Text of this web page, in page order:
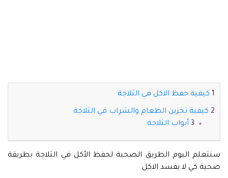
كيفية حفظ الاكل في الثلاجة
كيفية تخزين الطعام والشراب في الثلاجة
أبواب الثلاجة
سنتعلم اليوم الطريق الصحية لحفظ الأكل في الثلاجة بطريقة
صحية كي لا يفسد الاكل.